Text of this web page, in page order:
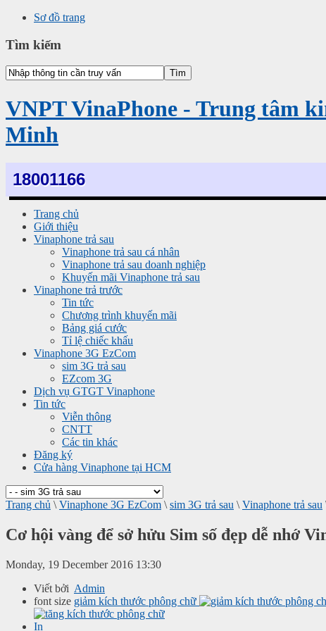
Sơ đồ trang
Tìm kiếm
VNPT VinaPhone - Trung tâm
Minh
18001166
Trang chủ
Giới thiệu
Vinaphone trả sau
Vinaphone trả sau cá nhân
Vinaphone trả sau doanh nghiệp
Khuyến mãi Vinaphone trả sau
Vinaphone trả trước
Tin tức
Chương trình khuyến mãi
Bảng giá cước
Tỉ lệ chiếc khấu
Vinaphone 3G EzCom
sim 3G trả sau
EZcom 3G
Dịch vụ GTGT Vinaphone
Tin tức
Viễn thông
CNTT
Các tin khác
Đăng ký
Cửa hàng Vinaphone tại HCM
Trang chủ \ Vinaphone 3G EzCom \ sim 3G trả sau \ Vinaphone trả sau
Cơ hội vàng để sở hửu Sim số đẹp dễ nhớ
Monday, 19 December 2016 13:30
Viết bởi Admin
font size giảm kích thước phông chữ
In